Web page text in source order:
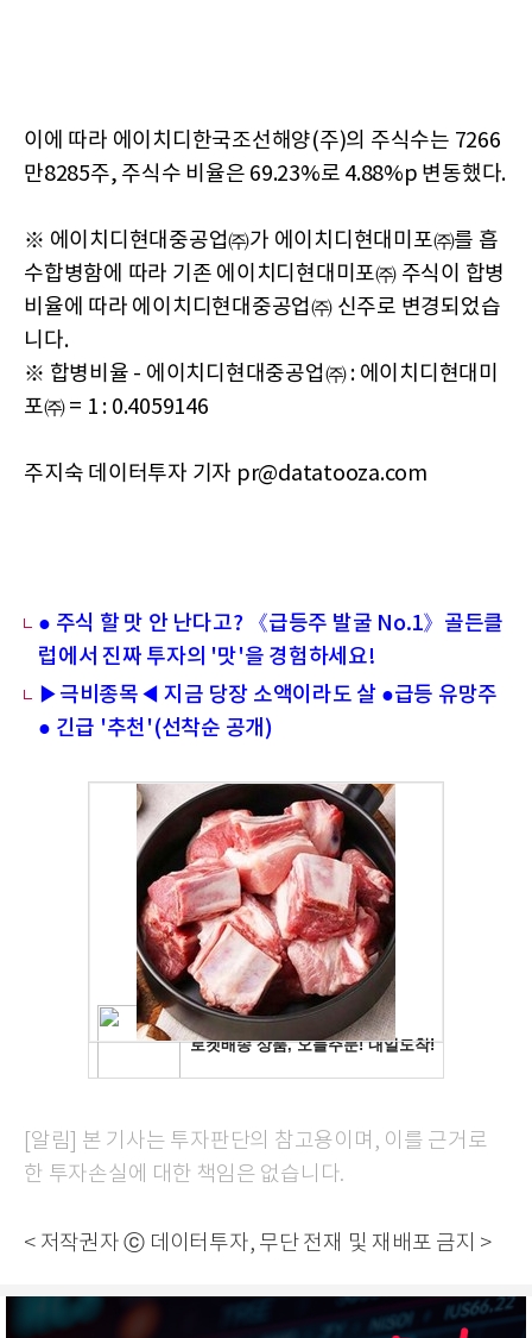
이에 따라 에이치디한국조선해양(주)의 주식수는 7266
만8285주, 주식수 비율은 69.23%로 4.88%p 변동했다.
※ 에이치디현대중공업㈜가 에이치디현대미포㈜를 흡
수합병함에 따라 기존 에이치디현대미포㈜ 주식이 합병
비율에 따라 에이치디현대중공업㈜ 신주로 변경되었습
니다.
※ 합병비율 - 에이치디현대중공업㈜ : 에이치디현대미
포㈜ = 1 : 0.4059146
주지숙 데이터투자 기자 pr@datatooza.com
● 주식 할 맛 안 난다고? 《급등주 발굴 No.1》골든클
럽에서 진짜 투자의 '맛'을 경험하세요!
▶극비종목◀ 지금 당장 소액이라도 살 ●급등 유망주
● 긴급 '추천'(선착순 공개)
[알림] 본 기사는 투자판단의 참고용이며, 이를 근거로
한 투자손실에 대한 책임은 없습니다.
< 저작권자 ⓒ 데이터투자, 무단 전재 및 재배포 금지 >